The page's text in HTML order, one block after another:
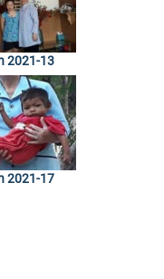
2021-13
2021-17